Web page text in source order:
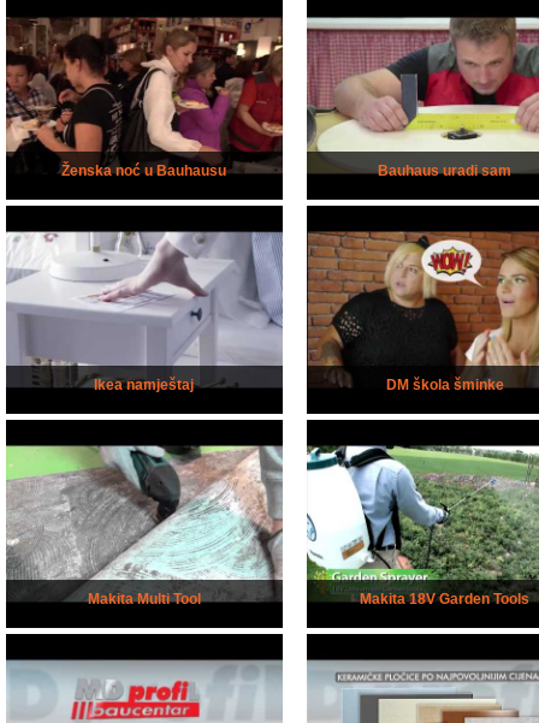
Ženska noć u Bauhausu Bauhaus uradi sam
Ikea namještaj DM škola šminke
Makita Multi Tool Makita 18V Garden Tools